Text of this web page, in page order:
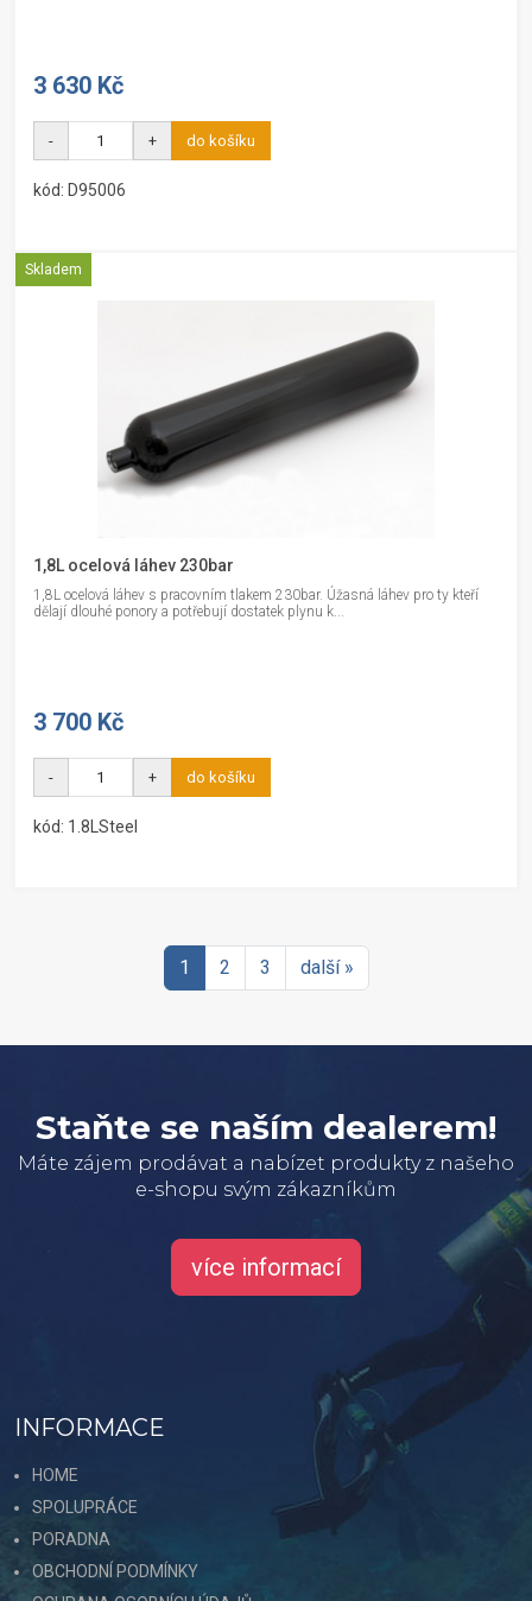
3 630 Kč
- + do košíku
kód: D95006
Skladem
1,8L ocelová láhev 230bar
1,8L ocelová láhev s pracovním tlakem 230bar. Úžasná láhev pro ty kteří
dělají dlouhé ponory a potřebují dostatek plynu k...
3 700 Kč
- + do košíku
kód: 1.8LSteel
1 2 3 další »
Staňte se naším dealerem!
Máte zájem prodávat a nabízet produkty z našeho
e-shopu svým zákazníkům
více informací
INFORMACE
HOME
SPOLUPRÁCE
PORADNA
OBCHODNÍ PODMÍNKY